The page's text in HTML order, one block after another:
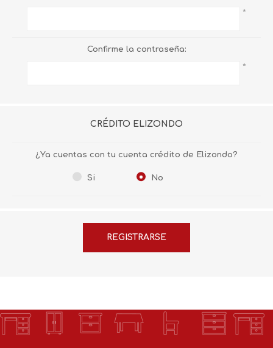
*
Confirme la contraseña:
*
CRÉDITO ELIZONDO
¿Ya cuentas con tu cuenta crédito de Elizondo?
Si No